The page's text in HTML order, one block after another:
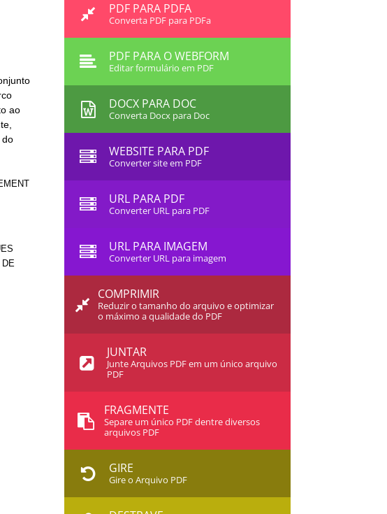
ao
do
DE
PDF PARA PDFA
Converta PDF para PDFa
PDF PARA O WEBFORM
Editar formulário em PDF
DOCX PARA DOC
Converta Docx para Doc
WEBSITE PARA PDF
Converter site em PDF
URL PARA PDF
Converter URL para PDF
URL PARA IMAGEM
Converter URL para imagem
COMPRIMIR
Reduzir o tamanho do arquivo e optimizar
o máximo a qualidade do PDF
JUNTAR
Junte Arquivos PDF em um único arquivo
PDF
FRAGMENTE
Separe um único PDF dentre diversos
arquivos PDF
GIRE
Gire o Arquivo PDF